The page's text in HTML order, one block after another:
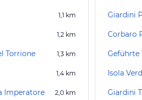
1,1 km
1,2 km
Torrione 1,3 km
1,4 km
Imperatore 2,0 km
Giardini
Corbaro
Isola